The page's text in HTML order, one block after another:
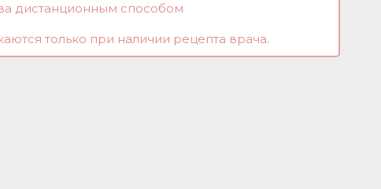
дистанционным способом
только при наличии рецепта врача.